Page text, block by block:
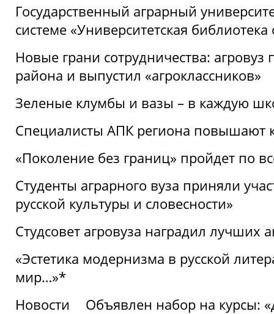
Государственный аграрный
системе «Университетская
Новые грани сотрудничества:
района и выпустил «агроклассников»
Зеленые клумбы и вазы – в каждую
Специалисты АПК региона повышают
«Поколение без границ» пройдет по
Студенты аграрного вуза приняли
русской культуры и словесности»
Студсовет агровуза наградил лучших
«Эстетика модернизма в русской
мир…»*
Новости
Объявлен набор на курсы: